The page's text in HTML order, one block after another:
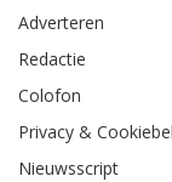
Adverteren
Redactie
Colofon
Privacy &
Nieuwsscript